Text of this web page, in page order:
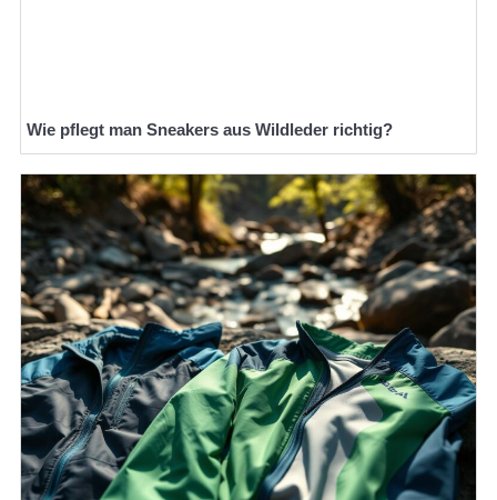
Wie pflegt man Sneakers aus Wildleder richtig?